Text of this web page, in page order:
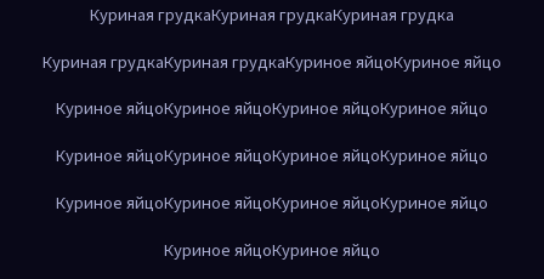
Куриная грудкаКуриная грудкаКуриная грудка
Куриная грудкаКуриная грудкаКуриное яйцоКуриное яйцо
Куриное яйцоКуриное яйцоКуриное яйцоКуриное яйцо
Куриное яйцоКуриное яйцоКуриное яйцоКуриное яйцо
Куриное яйцоКуриное яйцоКуриное яйцоКуриное яйцо
Куриное яйцоКуриное яйцо